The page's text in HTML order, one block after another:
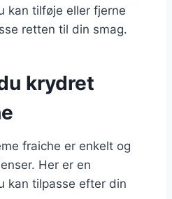
kan tilføje eller fjerne
retten til din smag.
krydret
fraiche er enkelt og
Her er en
kan tilpasse efter din